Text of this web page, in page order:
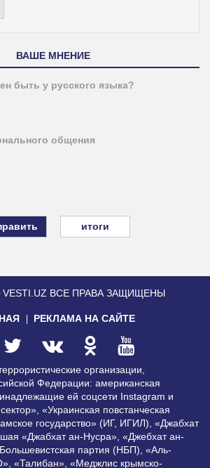
ВАШЕ МНЕНИЕ
быть у русского языка?
общения
итоги
ВСЕ ПРАВА ЗАЩИЩЕНЫ
РЕКЛАМА НА САЙТЕ
организации,
Федерации: американская
ей соцсети Instagram и
«Украинская повстанческая
государство» (ИГ, ИГИЛ), «Джабхат
«Джабхат ан-Нусра», «Джебхат ан-
партия (НБП), «Аль-
«Талибан», «Меджлис крымско-